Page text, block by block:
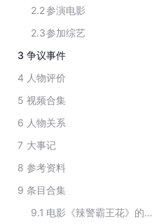
2.2参演电影
2.3参加综艺
3 争议事件
4 人物评价
5 视频合集
6 人物关系
7 大事记
8 参考资料
9 条目合集
9.1
电影《辣警霸王花》的主要演员